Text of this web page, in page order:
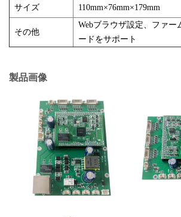
サイズ 110mm×76mm×179mm
その他
Webブラウザ設定、ファー
ードをサポート
製品画像